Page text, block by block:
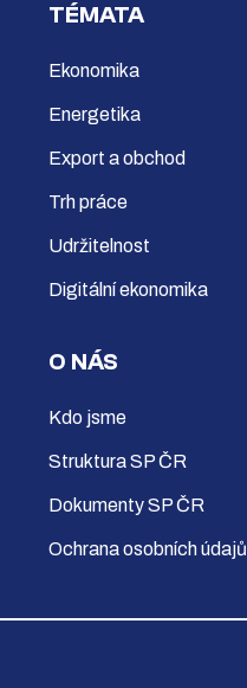
TÉMATA
Ekonomika
Energetika
Export a obchod
Trh práce
Udržitelnost
Digitální ekonomika
O NÁS
Kdo jsme
Struktura SP ČR
Dokumenty SP ČR
Ochrana osobních údajů